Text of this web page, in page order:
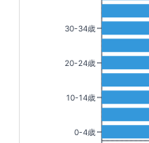
30-34歳
20-24歳
10-14歳
0-4歳